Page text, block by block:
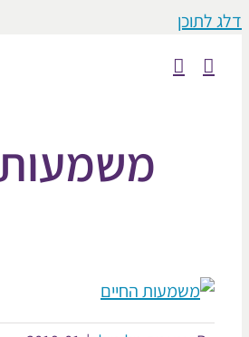
משמעות